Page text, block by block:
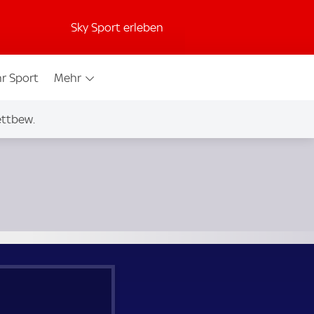
Sky Sport erleben
Sport Mehr